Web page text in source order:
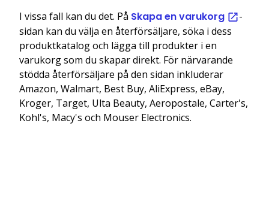
I vissa fall kan du det. På Skapa en varukorg
-
sidan kan du välja en återförsäljare, söka i dess
produktkatalog och lägga till produkter i en
varukorg som du skapar direkt. För närvarande
stödda återförsäljare på den sidan inkluderar
Amazon, Walmart, Best Buy, AliExpress, eBay,
Kroger, Target, Ulta Beauty, Aeropostale, Carter's,
Kohl's, Macy's och Mouser Electronics.